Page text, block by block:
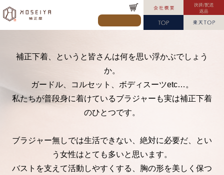
補正下着、というと皆さんは何を思い浮かぶでしょう
か。
ガードル、コルセット、ボディスーツetc…。
私たちが普段身に着けているブラジャーも実は補正下着
のひとつです。
ブラジャー無しでは生活できない、絶対に必要だ、とい
う女性はとても多いと思います。
バストを支えて活動しやすくする、胸の形を美しく保つ